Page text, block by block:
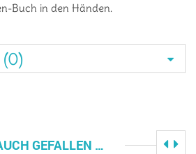
Buch in den Händen.
GEFALLEN …